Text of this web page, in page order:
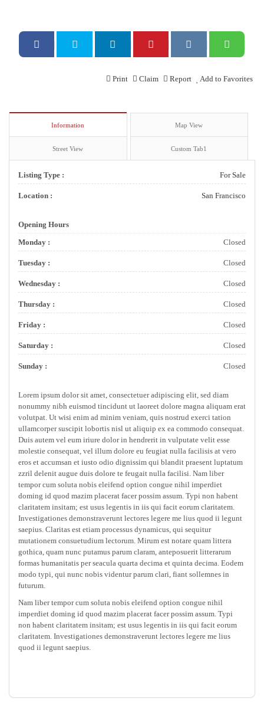
Add to Favorites
Report
Claim
Print
Information Map View
Street View Custom Tab1
Listing Type : For Sale
Location : San Francisco
Opening Hours
Monday :
Closed
Tuesday : Closed
Wednesday : Closed
Thursday : Closed
Friday : Closed
Saturday : Closed
Sunday : Closed
Lorem ipsum dolor sit amet, consectetuer adipiscing elit, sed diam
nonummy nibh euismod tincidunt ut laoreet dolore magna aliquam erat
volutpat. Ut wisi enim ad minim veniam, quis nostrud exerci tation
ullamcorper suscipit lobortis nisl ut aliquip ex ea commodo consequat.
Duis autem vel eum iriure dolor in hendrerit in vulputate velit esse
molestie consequat, vel illum dolore eu feugiat nulla facilisis at vero
eros et accumsan et iusto odio dignissim qui blandit praesent luptatum
zzril delenit augue duis dolore te feugait nulla facilisi. Nam liber
tempor cum soluta nobis eleifend option congue nihil imperdiet
doming id quod mazim placerat facer possim assum. Typi non habent
claritatem insitam; est usus legentis in iis qui facit eorum claritatem.
Investigationes demonstraverunt lectores legere me lius quod ii legunt
saepius. Claritas est etiam processus dynamicus, qui sequitur
mutationem consuetudium lectorum. Mirum est notare quam littera
gothica, quam nunc putamus parum claram, anteposuerit litterarum
formas humanitatis per seacula quarta decima et quinta decima. Eodem
modo typi, qui nunc nobis videntur parum clari, fiant sollemnes in
futurum.
Nam liber tempor cum soluta nobis eleifend option congue nihil
imperdiet doming id quod mazim placerat facer possim assum. Typi
non habent claritatem insitam; est usus legentis in iis qui facit eorum
claritatem. Investigationes demonstraverunt lectores legere me lius
quod ii legunt saepius.